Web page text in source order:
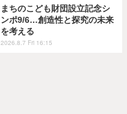
まちのこども財団設立記念シ
ンポ9/6…創造性と探究の未来
を考える
2026.8.7 Fri 16:15